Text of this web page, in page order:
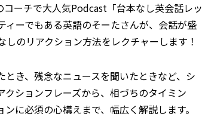
コーチで大人気Podcast「台本なし英会話レッ
ィーでもある英語のそーたさんが、会話が盛
しのリアクション方法をレクチャーします！
とき、残念なニュースを聞いたときなど、シ
クションフレーズから、相づちのタイミン
に必須の心構えまで、幅広く解説します。